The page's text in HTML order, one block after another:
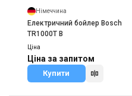
Німеччина
Електричний бойлер Bosch
TR1000T B
Ціна
Ціна за запитом
Купити